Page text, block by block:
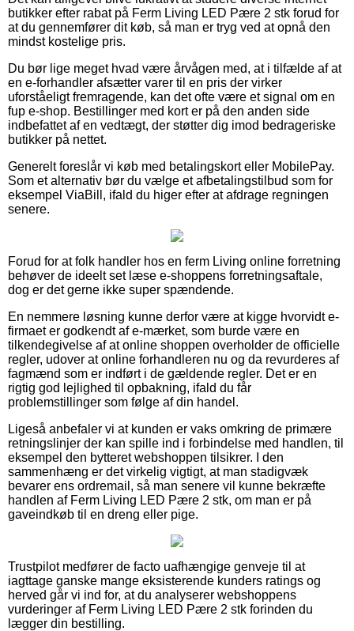
butikker efter rabat på Ferm Living LED Pære 2 stk forud for
at du gennemfører dit køb, så man er tryg ved at opnå den
mindst kostelige pris.
Du bør lige meget hvad være årvågen med, at i tilfælde af at
en e-forhandler afsætter varer til en pris der virker
uforståeligt fremragende, kan det ofte være et signal om en
fup e-shop. Bestillinger med kort er på den anden side
indbefattet af en vedtægt, der støtter dig imod bedrageriske
butikker på nettet.
Generelt foreslår vi køb med betalingskort eller MobilePay.
Som et alternativ bør du vælge et afbetalingstilbud som for
eksempel ViaBill, ifald du higer efter at afdrage regningen
senere.
Forud for at folk handler hos en ferm Living online forretning
behøver de ideelt set læse e-shoppens forretningsaftale,
dog er det gerne ikke super spændende.
En nemmere løsning kunne derfor være at kigge hvorvidt e-
firmaet er godkendt af e-mærket, som burde være en
tilkendegivelse af at online shoppen overholder de officielle
regler, udover at online forhandleren nu og da revurderes af
fagmænd som er indført i de gældende regler. Det er en
rigtig god lejlighed til opbakning, ifald du får
problemstillinger som følge af din handel.
Ligeså anbefaler vi at kunden er vaks omkring de primære
retningslinjer der kan spille ind i forbindelse med handlen, til
eksempel den bytteret webshoppen tilsikrer. I den
sammenhæng er det virkelig vigtigt, at man stadigvæk
bevarer ens ordremail, så man senere vil kunne bekræfte
handlen af Ferm Living LED Pære 2 stk, om man er på
gaveindkøb til en dreng eller pige.
Trustpilot medfører de facto uafhængige genveje til at
iagttage ganske mange eksisterende kunders ratings og
herved går vi ind for, at du analyserer webshoppens
vurderinger af Ferm Living LED Pære 2 stk forinden du
lægger din bestilling.